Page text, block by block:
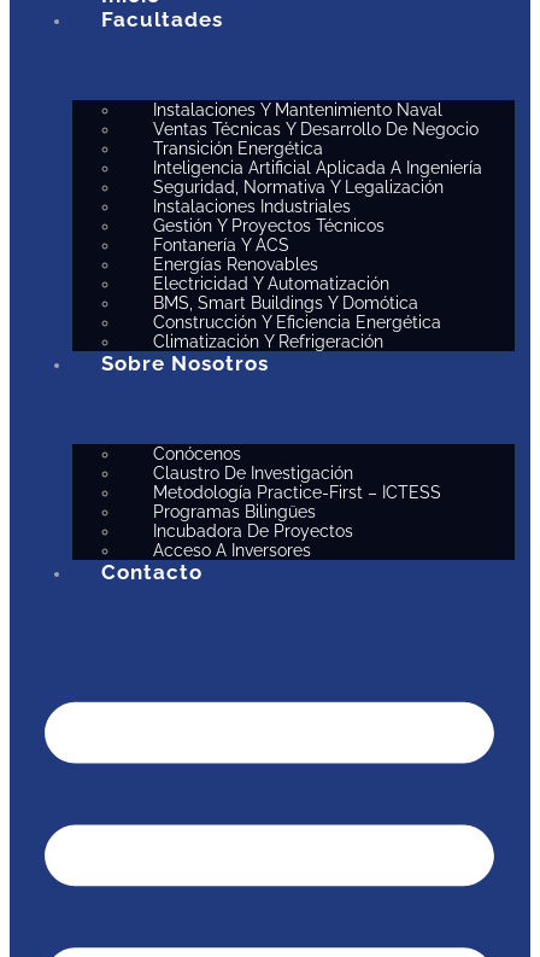
Facultades
Instalaciones Y Mantenimiento Naval
Ventas Técnicas Y Desarrollo De Negocio
Transición Energética
Inteligencia Artificial Aplicada A Ingeniería
Seguridad, Normativa Y Legalización
Instalaciones Industriales
Gestión Y Proyectos Técnicos
Fontanería Y ACS
Energías Renovables
Electricidad Y Automatización
BMS, Smart Buildings Y Domótica
Construcción Y Eficiencia Energética
Climatización Y Refrigeración
Sobre Nosotros
Conócenos
Claustro De Investigación
Metodología Practice-First – ICTESS
Programas Bilingües
Incubadora De Proyectos
Acceso A Inversores
Contacto